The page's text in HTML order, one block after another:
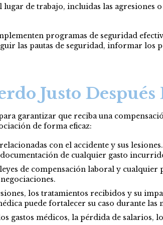
de trabajo, incluidas las agresiones
programas de seguridad
las pautas de seguridad, informar
Justo
garantizar que reciba una
de forma eficaz:
con el accidente y sus
de cualquier gasto
de compensación laboral y
los tratamientos recibidos y su
puede fortalecer su caso durante las
gastos médicos, la pérdida de